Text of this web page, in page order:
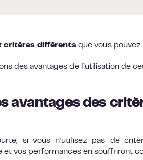
critères différents que vous
des avantages de l’utilisation de
avantages des
si vous n’utilisez pas de
et vos performances en souffriront